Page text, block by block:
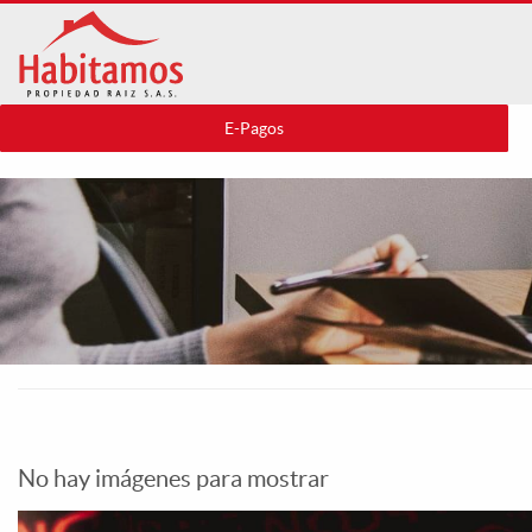
contenido
principal
E-Pagos
No hay imágenes para mostrar